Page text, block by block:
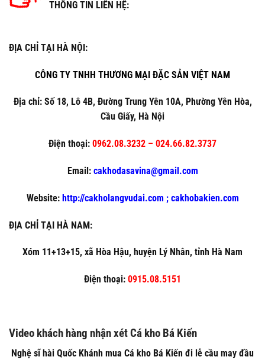
THÔNG TIN LIÊN HỆ:
ĐỊA CHỈ TẠI HÀ NỘI:
CÔNG TY TNHH THƯƠNG MẠI ĐẶC SẢN VIỆT NAM
Địa chỉ: Số 18, Lô 4B, Đường Trung Yên 10A, Phường Yên Hòa,
Cầu Giấy, Hà Nội
Điện thoại: 0962.08.3232 – 024.66.82.3737
Email:cakhodasavina@gmail.com
Website: http://cakholangvudai.com ; cakhobakien.com
ĐỊA CHỈ TẠI HÀ NAM:
Xóm 11+13+15, xã Hòa Hậu, huyện Lý Nhân, tỉnh Hà Nam
Điện thoại: 0915.08.5151
Video khách hàng nhận xét Cá kho Bá Kiến
Nghệ sĩ hài Quốc Khánh mua Cá kho Bá Kiến đi lễ cầu may đầu